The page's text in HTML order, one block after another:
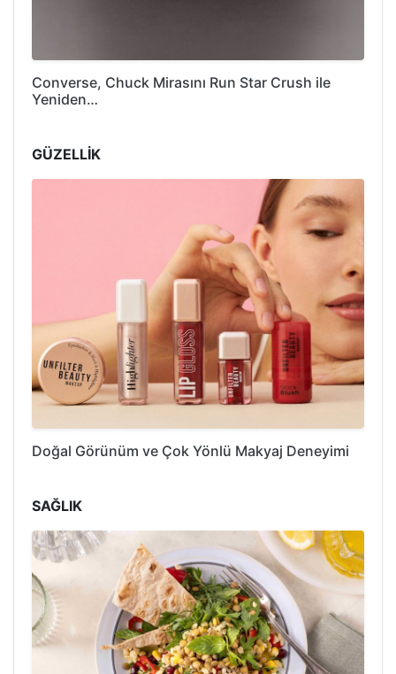
Converse, Chuck Mirasını Run Star Crush ile
Yeniden…
GÜZELLİK
Doğal Görünüm ve Çok Yönlü Makyaj Deneyimi
SAĞLIK